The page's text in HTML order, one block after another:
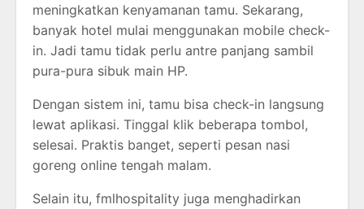
meningkatkan kenyamanan tamu. Sekarang,
banyak hotel mulai menggunakan mobile check-
in. Jadi tamu tidak perlu antre panjang sambil
pura-pura sibuk main HP.
Dengan sistem ini, tamu bisa check-in langsung
lewat aplikasi. Tinggal klik beberapa tombol,
selesai. Praktis banget, seperti pesan nasi
goreng online tengah malam.
Selain itu, fmlhospitality juga menghadirkan